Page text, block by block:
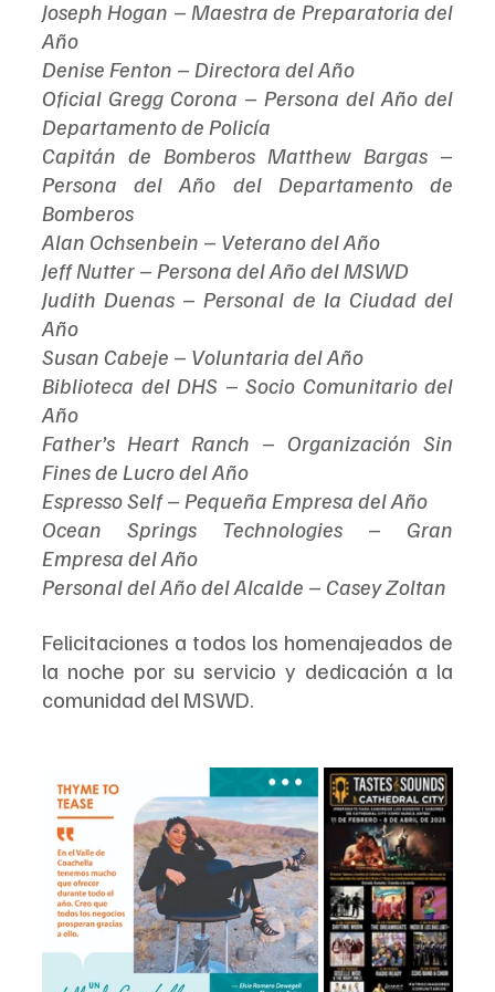
Joseph Hogan – Maestra de Preparatoria del
Año
Denise Fenton – Directora del Año
Oficial Gregg Corona – Persona del Año del
Departamento de Policía
Capitán de Bomberos Matthew Bargas –
Persona del Año del Departamento de
Bomberos
Alan Ochsenbein – Veterano del Año
Jeff Nutter – Persona del Año del MSWD
Judith Duenas – Personal de la Ciudad del
Año
Susan Cabeje – Voluntaria del Año
Biblioteca del DHS – Socio Comunitario del
Año
Father’s Heart Ranch – Organización Sin
Fines de Lucro del Año
Espresso Self – Pequeña Empresa del Año
Ocean Springs Technologies – Gran
Empresa del Año
Personal del Año del Alcalde – Casey Zoltan
Felicitaciones a todos los homenajeados de
la noche por su servicio y dedicación a la
comunidad del MSWD.